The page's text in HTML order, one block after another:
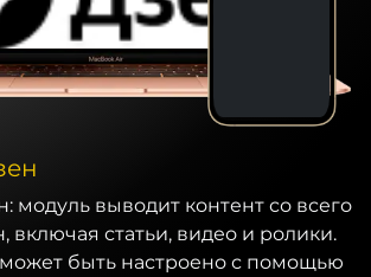
модуль выводит контент со всего
включая статьи, видео и ролики.
быть настроено с помощью